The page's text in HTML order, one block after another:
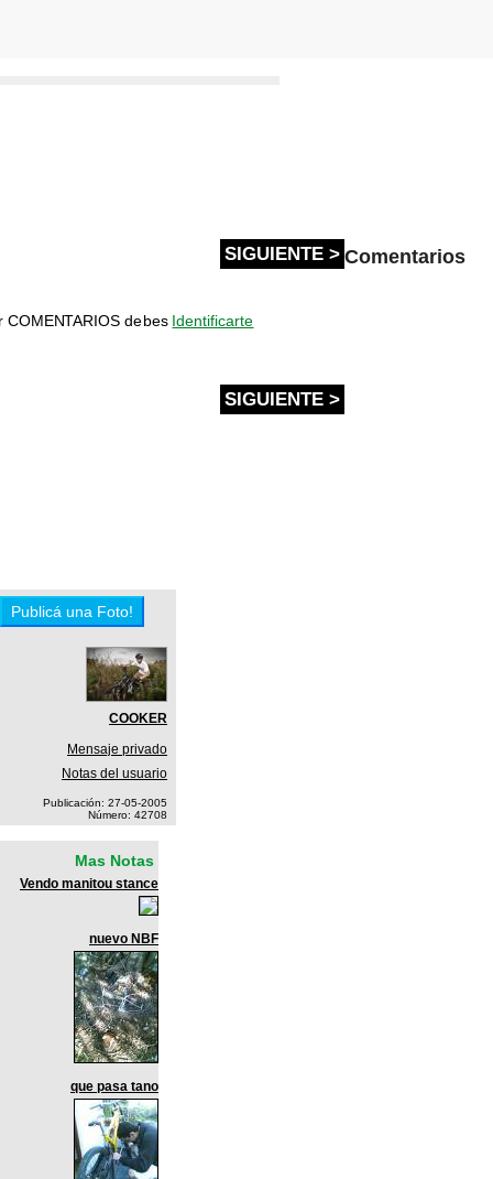
SIGUIENTE > Comentarios
COMENTARIOS debes Identificarte
SIGUIENTE >
COOKER
Mensaje privado
Notas del usuario
Publicación: 27-05-2005
Número: 42708
Mas Notas
Vendo manitou stance
nuevo NBF
que pasa tano